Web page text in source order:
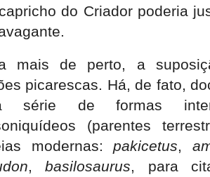
do Criador poderia
mais de perto, a
picarescas. Há, de fato,
série de formas
(parentes
modernas:pakicetus,
,basilosaurus, para